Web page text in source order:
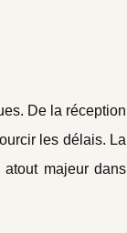
De la réception
les délais. La
majeur dans